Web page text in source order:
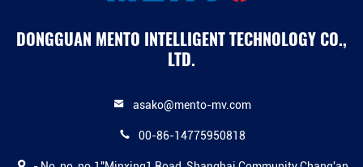
DONGGUAN MENTO INTELLIGENT TECHNOLOGY CO.,
LTD.
asako@mento-mv.com
00-86-14775950818